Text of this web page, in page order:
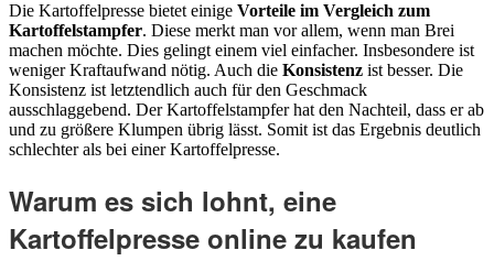
Die Kartoffelpresse bietet einige Vorteile im Vergleich zum
Kartoffelstampfer. Diese merkt man vor allem, wenn man Brei
machen möchte. Dies gelingt einem viel einfacher. Insbesondere ist
weniger Kraftaufwand nötig. Auch die Konsistenz ist besser. Die
Konsistenz ist letztendlich auch für den Geschmack
ausschlaggebend. Der Kartoffelstampfer hat den Nachteil, dass er ab
und zu größere Klumpen übrig lässt. Somit ist das Ergebnis deutlich
schlechter als bei einer Kartoffelpresse.
Warum es sich lohnt, eine
Kartoffelpresse online zu kaufen